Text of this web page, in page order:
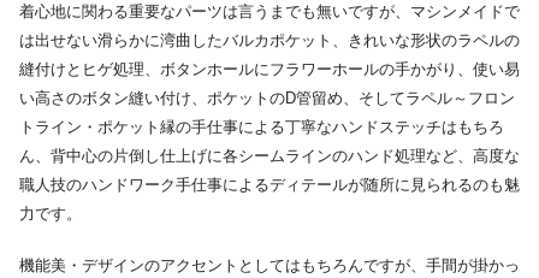
着心地に関わる重要なパーツは言うまでも無いですが、マシンメイドで
は出せない滑らかに湾曲したバルカポケット、きれいな形状のラペルの
縫付けとヒゲ処理、ボタンホールにフラワーホールの手かがり、使い易
い高さのボタン縫い付け、ポケットのD管留め、そしてラペル～フロン
トライン・ポケット縁の手仕事による丁寧なハンドステッチはもちろ
ん、背中心の片倒し仕上げに各シームラインのハンド処理など、高度な
職人技のハンドワーク手仕事によるディテールが随所に見られるのも魅
力です。
機能美・デザインのアクセントとしてはもちろんですが、手間が掛かっ